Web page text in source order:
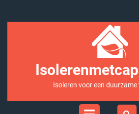
Isoleren voor een
Open